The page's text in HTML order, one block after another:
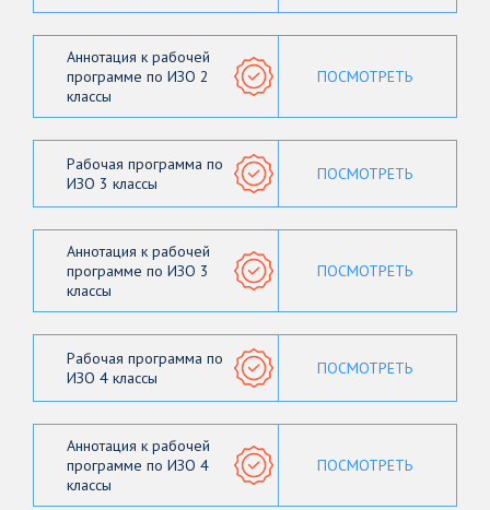
Аннотация к рабочей
программе по ИЗО 2
классы
ПОСМОТРЕТЬ
Рабочая программа по
ИЗО 3 классы
ПОСМОТРЕТЬ
Аннотация к рабочей
программе по ИЗО 3
классы
ПОСМОТРЕТЬ
Рабочая программа по
ИЗО 4 классы
ПОСМОТРЕТЬ
Аннотация к рабочей
программе по ИЗО 4
классы
ПОСМОТРЕТЬ